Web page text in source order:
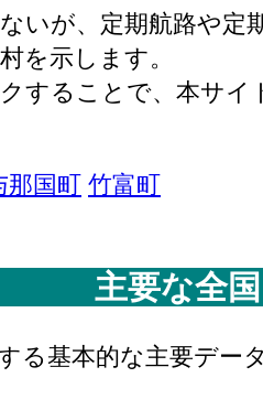
いが、定期航路や定
を示します。
することで、本サ
那国町 竹富町
主要な全
る基本的な主要デ